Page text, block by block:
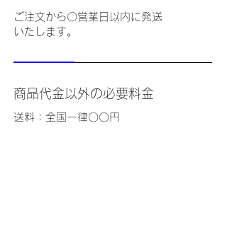
ご注文から〇営業日以内に発送
いたします。
商品代金以外の必要料金
送料：全国一律〇〇円